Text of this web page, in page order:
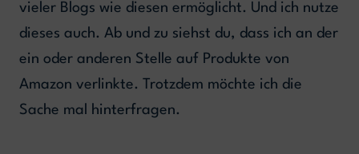
vieler Blogs wie diesen ermöglicht. Und ich nutze
dieses auch. Ab und zu siehst du, dass ich an der
ein oder anderen Stelle auf Produkte von
Amazon verlinkte. Trotzdem möchte ich die
Sache mal hinterfragen.